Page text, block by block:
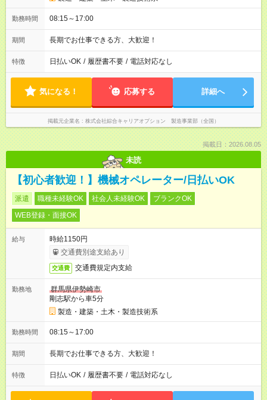
勤務時間 08:15～17:00
期間 長期でお仕事できる方、大歓迎！
特徴 日払いOK / 履歴書不要 / 電話対応なし
気になる！ 応募する 詳細へ
掲載元企業名 株式会社綜合キャリアオプション 製造事業部（全国）
掲載日：2026.08.05
未読
【初心者歓迎！】機械オペレーター/日払いOK
派遣 職種未経験OK 社会人未経験OK
ブランクOK
WEB登録・面接OK
給与
時給1150円
交通費別途支給あり
交通費 交通費規定内支給
勤務地
群馬県伊勢崎市
剛志駅から車5分
製造・建築・土木・製造技術系
勤務時間 08:15～17:00
期間 長期でお仕事できる方、大歓迎！
特徴 日払いOK / 履歴書不要 / 電話対応なし